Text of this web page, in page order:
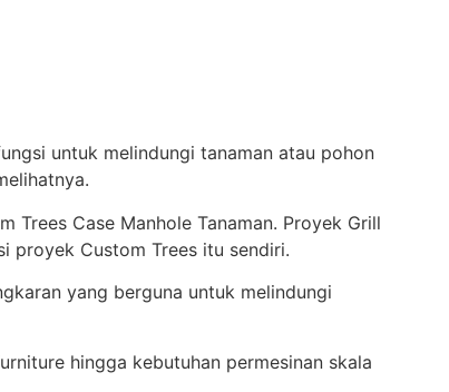
untuk melindungi tanaman atau pohon
Trees Case Manhole Tanaman. Proyek Grill
proyek Custom Trees itu sendiri.
yang berguna untuk melindungi
hingga kebutuhan permesinan skala